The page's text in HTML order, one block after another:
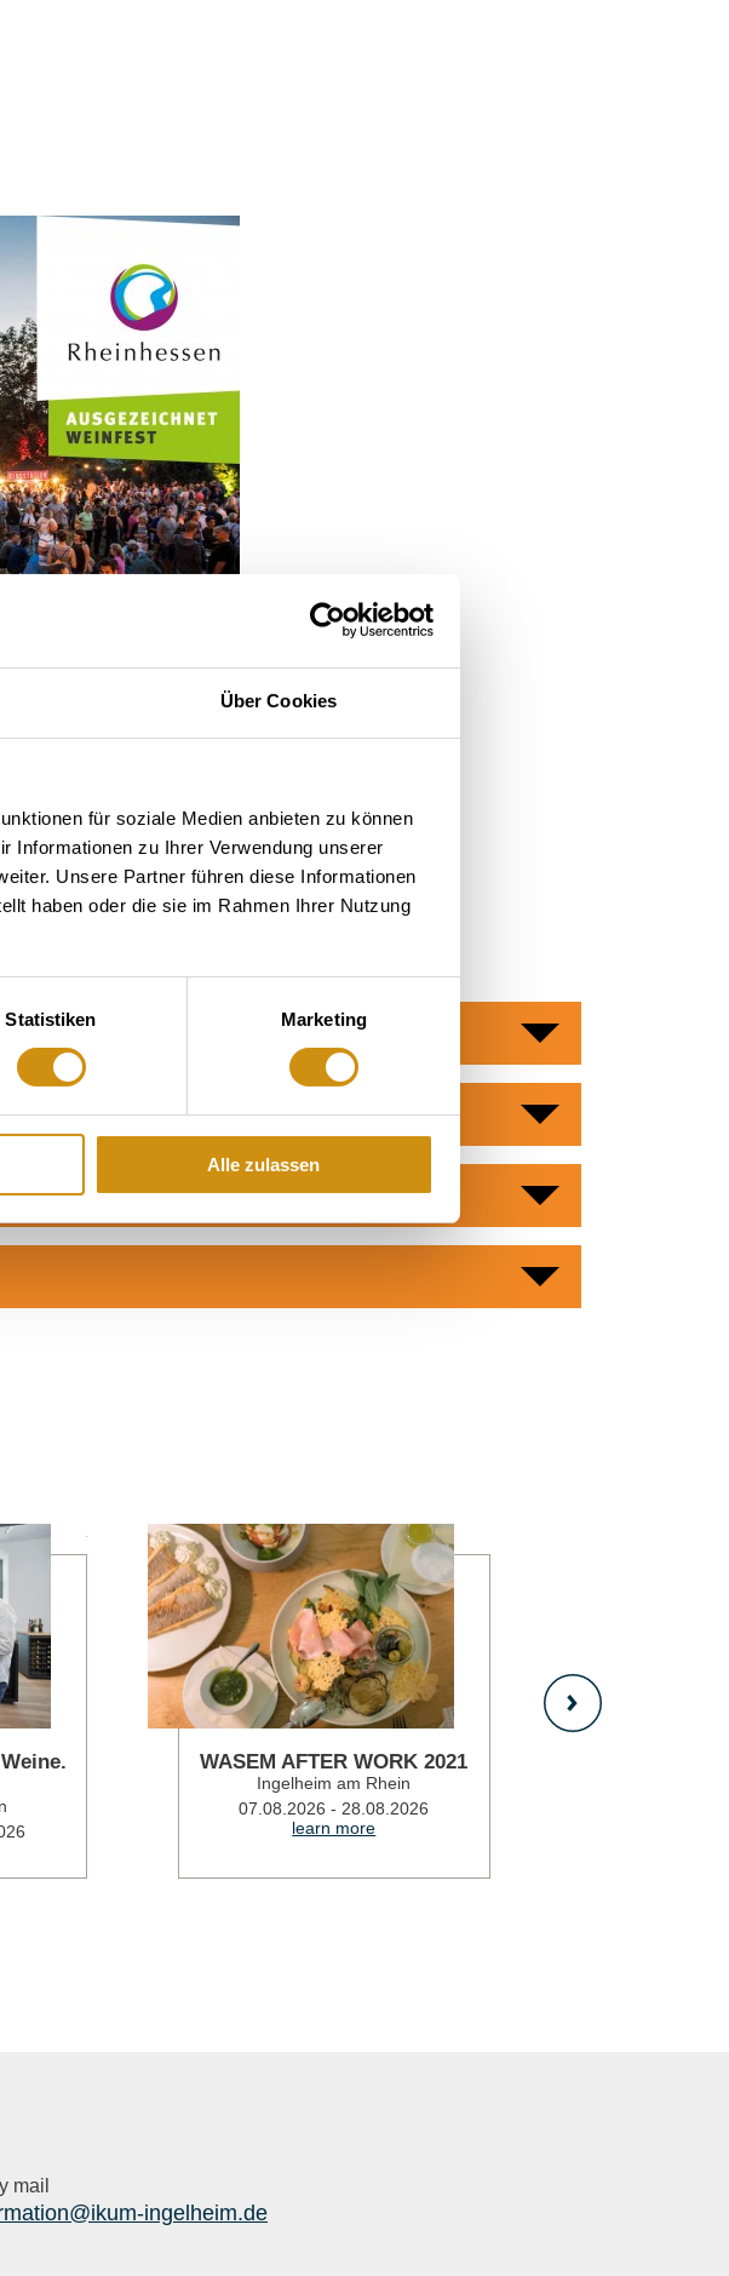
Über Cookies
für soziale Medien anbieten zu können
Informationen zu Ihrer Verwendung unserer
Unsere Partner führen diese Informationen
haben oder die sie im Rahmen Ihrer Nutzung
Statistiken Marketing
Alle zulassen
WASEM AFTER WORK 2021
Ingelheim am Rhein
07.08.2026 - 28.08.2026
learn more
mail
ingelheim.de